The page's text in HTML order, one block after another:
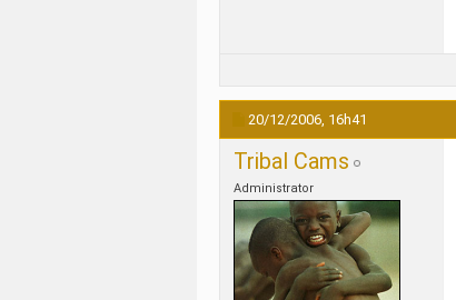
20/12/2006, 16h41
Tribal Cams
Administrator